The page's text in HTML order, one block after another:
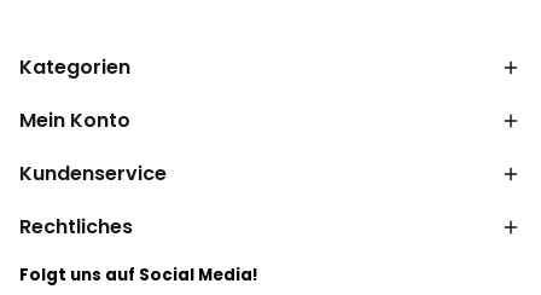
Kategorien
Mein Konto
Kundenservice
Rechtliches
Folgt uns auf Social Media!